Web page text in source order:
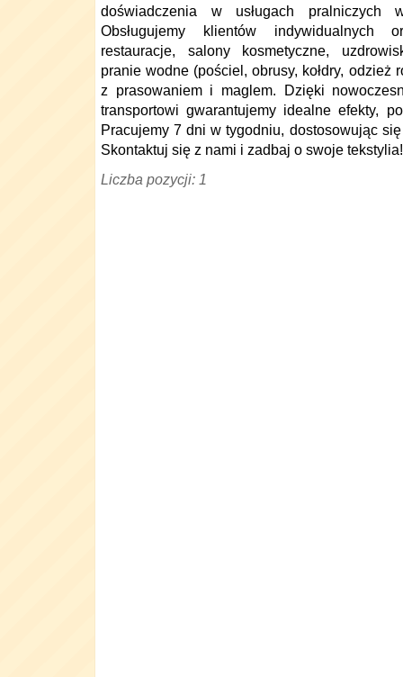
doświadczenia w usługach pralniczych
Obsługujemy klientów indywidualnych
restauracje, salony kosmetyczne,
pranie wodne (pościel, obrusy, kołdry, odzież
z prasowaniem i maglem. Dzięki
transportowi gwarantujemy idealne efekty,
Pracujemy 7 dni w tygodniu, dostosowując
Skontaktuj się z nami i zadbaj o swoje tekstylia!
Liczba pozycji: 1